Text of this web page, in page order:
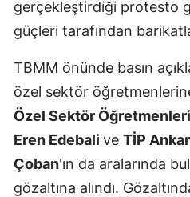
gerçekleştirdiği protesto
güçleri tarafından
TBMM önünde basın
özel sektör
Özel Sektör Öğretmenleri
Eren Edebali ve TİP
Çoban'ın da aralarında
gözaltına alındı.